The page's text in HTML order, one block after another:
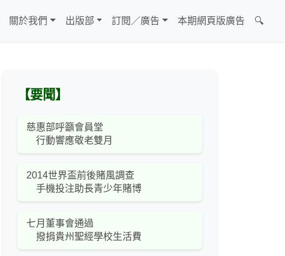
關於我們 出版部 訂閱／廣告 本期網頁版廣告 🔍
【要聞】
慈惠部呼籲會員堂
行動響應敬老雙月
2014世界盃前後賭風調查
手機投注助長青少年賭博
七月董事會通過
撥捐貴州聖經學校生活費